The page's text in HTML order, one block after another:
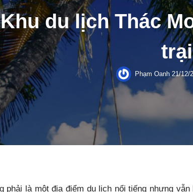
Khu du lịch Thác
Phạm Oanh21/12/
phải là một địa điểm du lịch nổi tiếng nhưng